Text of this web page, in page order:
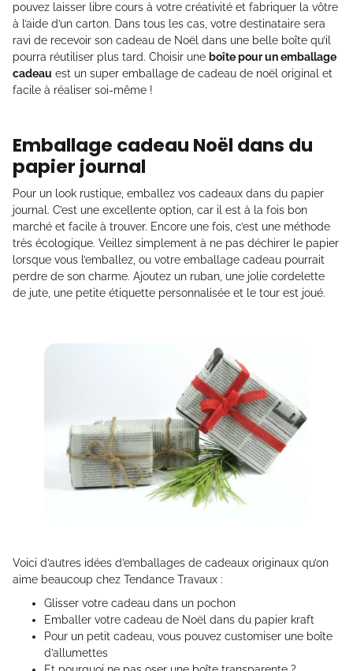
pouvez laisser libre cours à votre créativité et fabriquer la vôtre
à l’aide d’un carton. Dans tous les cas, votre destinataire sera
ravi de recevoir son cadeau de Noël dans une belle boîte qu’il
pourra réutiliser plus tard. Choisir une boîte pour un emballage
cadeau est un super emballage de cadeau de noël original et
facile à réaliser soi-même !
Emballage cadeau Noël dans du
papier journal
Pour un look rustique, emballez vos cadeaux dans du papier
journal. C’est une excellente option, car il est à la fois bon
marché et facile à trouver. Encore une fois, c’est une méthode
très écologique. Veillez simplement à ne pas déchirer le papier
lorsque vous l’emballez, ou votre emballage cadeau pourrait
perdre de son charme. Ajoutez un ruban, une jolie cordelette
de jute, une petite étiquette personnalisée et le tour est joué.
Voici d’autres idées d’emballages de cadeaux originaux qu’on
aime beaucoup chez Tendance Travaux :
Glisser votre cadeau dans un pochon
Emballer votre cadeau de Noël dans du papier kraft
Pour un petit cadeau, vous pouvez customiser une boîte
d’allumettes